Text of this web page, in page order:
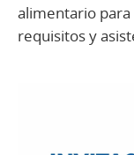
alimentario
requisitos y